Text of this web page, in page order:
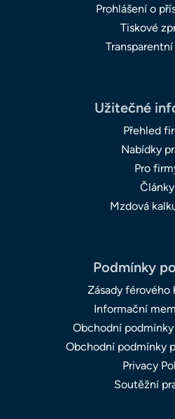
Prohlášení o
Tiskové
Užitečné
Přehled
Nabídky
Pro
Články
Mzdová
Podmínky
Zásady férového
Informační
Obchodní
Obchodní podmínky
Privacy
Soutěžní